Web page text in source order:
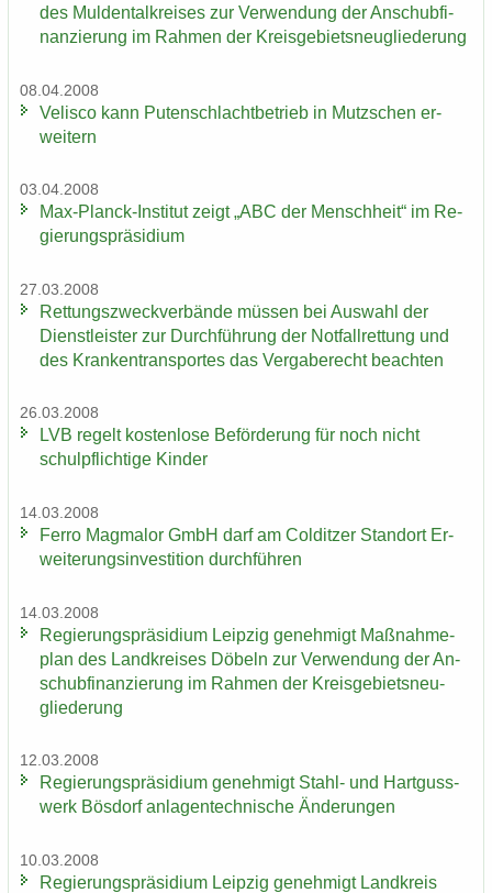
des Mul­den­tal­krei­ses zur Ver­wen­dung der An­schub­fi­
nan­zie­rung im Rah­men der Kreis­ge­biets­neu­glie­de­rung
08.04.2008
Ve­lis­co kann Pu­ten­schlacht­be­trieb in Mutz­schen er­
wei­tern
03.04.2008
Max-​Planck-Institut zeigt „ABC der Mensch­heit“ im Re­
gie­rungs­prä­si­di­um
27.03.2008
Ret­tungs­zweck­ver­bän­de müs­sen bei Aus­wahl der
Dienst­leis­ter zur Durch­füh­rung der Not­fall­ret­tung und
des Kran­ken­trans­por­tes das Ver­ga­be­recht be­ach­ten
26.03.2008
LVB re­gelt kos­ten­lo­se Be­för­de­rung für noch nicht
schul­pflich­ti­ge Kin­der
14.03.2008
Ferro Mag­ma­lor GmbH darf am Col­dit­zer Stand­ort Er­
wei­te­rungs­in­ves­ti­ti­on durch­füh­ren
14.03.2008
Re­gie­rungs­prä­si­di­um Leip­zig ge­neh­migt Maß­nah­me­
plan des Land­krei­ses Dö­beln zur Ver­wen­dung der An­
schub­fi­nan­zie­rung im Rah­men der Kreis­ge­biets­neu­
glie­de­rung
12.03.2008
Re­gie­rungs­prä­si­di­um ge­neh­migt Stahl-​ und Hart­guss­
werk Bös­dorf an­la­gen­tech­ni­sche Än­de­run­gen
10.03.2008
Re­gie­rungs­prä­si­di­um Leip­zig ge­neh­migt Land­kreis